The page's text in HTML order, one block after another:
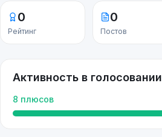
0
Рейтинг
0
Постов
Активность в голосовании
8 плюсов